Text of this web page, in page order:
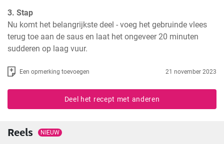
3. Stap
Nu komt het belangrijkste deel - voeg het gebruinde vlees
terug toe aan de saus en laat het ongeveer 20 minuten
sudderen op laag vuur.
Een opmerking toevoegen 21 november 2023
Deel het recept met anderen
Reels NIEUW